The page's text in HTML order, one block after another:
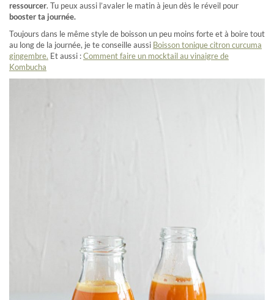
ressourcer. Tu peux aussi l’avaler le matin à jeun dès le réveil pour
booster ta journée.
Toujours dans le même style de boisson un peu moins forte et à boire tout
au long de la journée, je te conseille aussi Boisson tonique citron curcuma
gingembre. Et aussi :Comment faire un mocktail au vinaigre de
Kombucha